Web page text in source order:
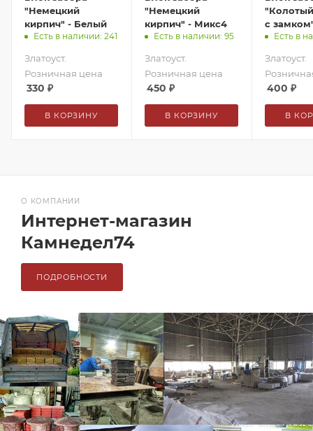
"Немецкий
кирпич" - Белый
Есть в наличии: 241
Златоуст.
Розничная цена
330 ₽
В КОРЗИНУ
"Немецкий
кирпич" - Микс4
Есть в наличии: 95
Златоуст.
Розничная цена
450 ₽
В КОРЗИНУ
с
Есть в
Златоуст.
400 ₽
В
О КОМПАНИИ
Интернет-магазин
Камнедел74
ПОДРОБНОСТИ